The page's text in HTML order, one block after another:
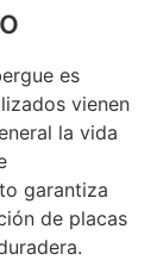
es
vienen
la vida
garantiza
de placas